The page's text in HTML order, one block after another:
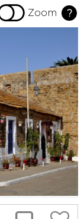
Zoom ?